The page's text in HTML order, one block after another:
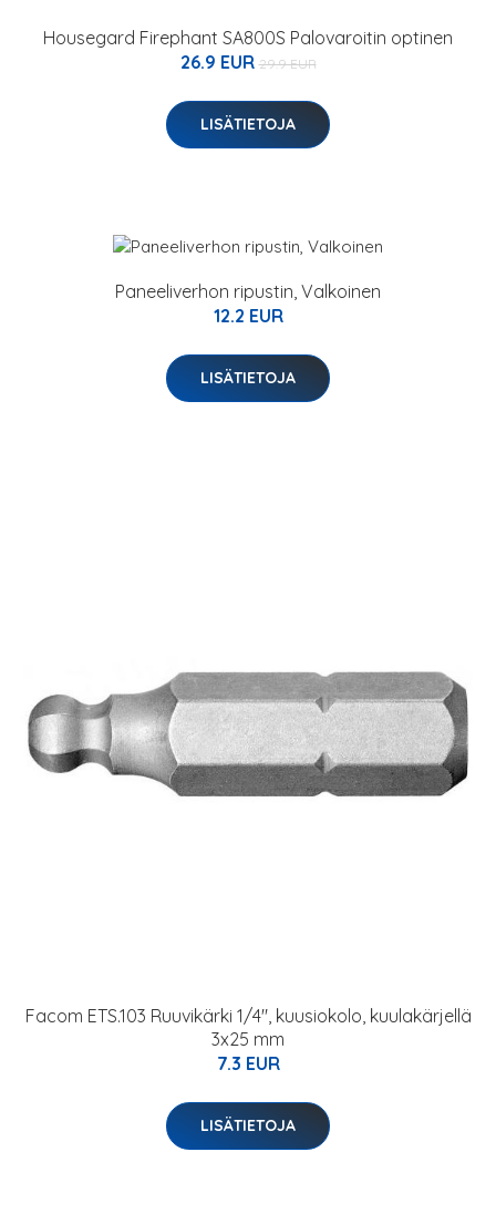
Housegard Firephant SA800S Palovaroitin optinen
26.9 EUR 29.9 EUR
LISÄTIETOJA
Paneeliverhon ripustin, Valkoinen
12.2 EUR
LISÄTIETOJA
Facom ETS.103 Ruuvikärki 1/4", kuusiokolo, kuulakärjellä
3x25 mm
7.3 EUR
LISÄTIETOJA